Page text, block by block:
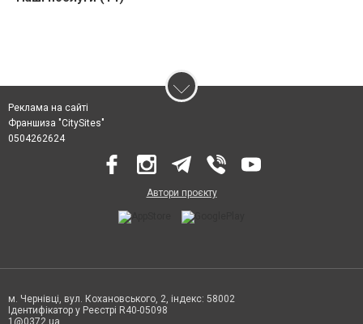
Реклама на сайті
Франшиза "CitySites"
0504262624
Автори проєкту
м. Чернівці, вул. Кохановського, 2, індекс: 58002
Ідентифікатор у Реєстрі R40-05098
1@0372.ua